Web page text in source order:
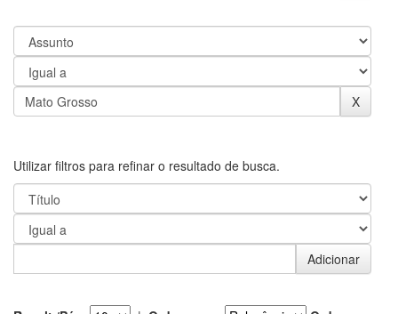
Utilizar filtros para refinar o resultado de busca.